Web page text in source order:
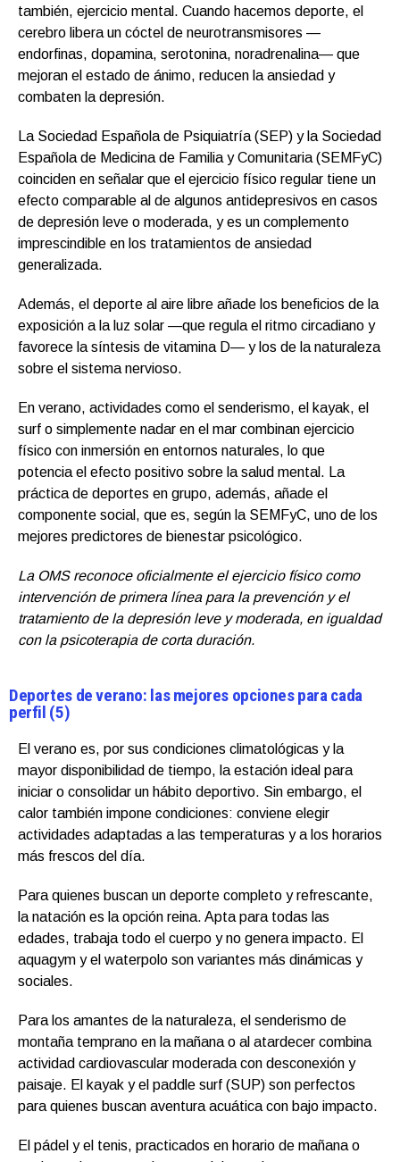
también, ejercicio mental. Cuando hacemos deporte, el
cerebro libera un cóctel de neurotransmisores —
endorfinas, dopamina, serotonina, noradrenalina— que
mejoran el estado de ánimo, reducen la ansiedad y
combaten la depresión.
La Sociedad Española de Psiquiatría (SEP) y la Sociedad
Española de Medicina de Familia y Comunitaria (SEMFyC)
coinciden en señalar que el ejercicio físico regular tiene un
efecto comparable al de algunos antidepresivos en casos
de depresión leve o moderada, y es un complemento
imprescindible en los tratamientos de ansiedad
generalizada.
Además, el deporte al aire libre añade los beneficios de la
exposición a la luz solar —que regula el ritmo circadiano y
favorece la síntesis de vitamina D— y los de la naturaleza
sobre el sistema nervioso.
En verano, actividades como el senderismo, el kayak, el
surf o simplemente nadar en el mar combinan ejercicio
físico con inmersión en entornos naturales, lo que
potencia el efecto positivo sobre la salud mental. La
práctica de deportes en grupo, además, añade el
componente social, que es, según la SEMFyC, uno de los
mejores predictores de bienestar psicológico.
La OMS reconoce oficialmente el ejercicio físico como
intervención de primera línea para la prevención y el
tratamiento de la depresión leve y moderada, en igualdad
con la psicoterapia de corta duración.
Deportes de verano: las mejores opciones para cada
perfil (5)
El verano es, por sus condiciones climatológicas y la
mayor disponibilidad de tiempo, la estación ideal para
iniciar o consolidar un hábito deportivo. Sin embargo, el
calor también impone condiciones: conviene elegir
actividades adaptadas a las temperaturas y a los horarios
más frescos del día.
Para quienes buscan un deporte completo y refrescante,
la natación es la opción reina. Apta para todas las
edades, trabaja todo el cuerpo y no genera impacto. El
aquagym y el waterpolo son variantes más dinámicas y
sociales.
Para los amantes de la naturaleza, el senderismo de
montaña temprano en la mañana o al atardecer combina
actividad cardiovascular moderada con desconexión y
paisaje. El kayak y el paddle surf (SUP) son perfectos
para quienes buscan aventura acuática con bajo impacto.
El pádel y el tenis, practicados en horario de mañana o